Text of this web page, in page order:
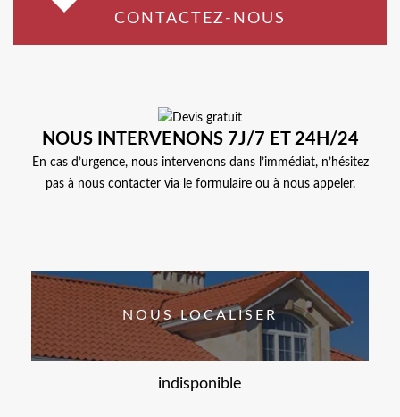
CONTACTEZ-NOUS
NOUS INTERVENONS 7J/7 ET 24H/24
En cas d’urgence, nous intervenons dans l’immédiat, n’hésitez
pas à nous contacter via le formulaire ou à nous appeler.
NOUS LOCALISER
indisponible